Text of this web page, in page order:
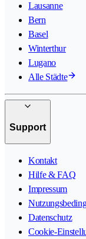
Lausanne
Bern
Basel
Winterthur
Lugano
Alle Städte
Support
Kontakt
Hilfe & FAQ
Impressum
Datenschutz
Cookie-